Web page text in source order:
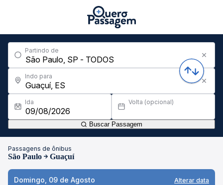
Partindo de
Indo para
Ida Volta (opcional)
Buscar Passagem
Passagens de ônibus
São Paulo Guaçuí
Domingo, 09 de Agosto Alterar data